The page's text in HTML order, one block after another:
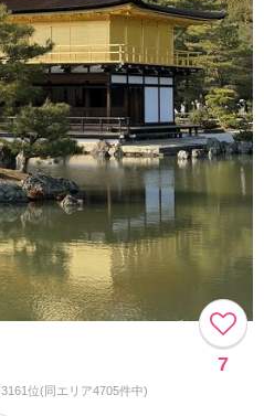
7
3161位(同エリア4705件中)